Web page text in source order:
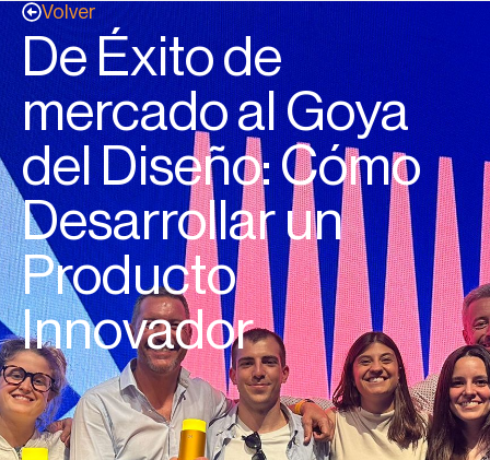
Volver
De Éxito de
mercado al Goya
del Diseño: Cómo
Desarrollar un
Producto
Innovador